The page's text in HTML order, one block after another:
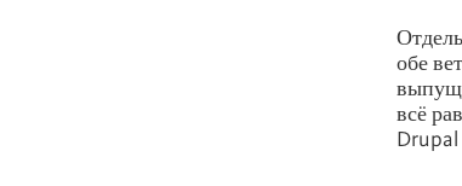
обе
всё
Drupal